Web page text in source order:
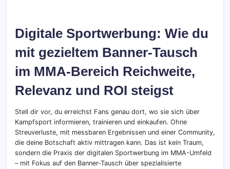
Digitale Sportwerbung: Wie du
mit gezieltem Banner-Tausch
im MMA-Bereich Reichweite,
Relevanz und ROI steigst
Stell dir vor, du erreichst Fans genau dort, wo sie sich über
Kampfsport informieren, trainieren und einkaufen. Ohne
Streuverluste, mit messbaren Ergebnissen und einer Community,
die deine Botschaft aktiv mittragen kann. Das ist kein Traum,
sondern die Praxis der digitalen Sportwerbung im MMA-Umfeld
– mit Fokus auf den Banner-Tausch über spezialisierte